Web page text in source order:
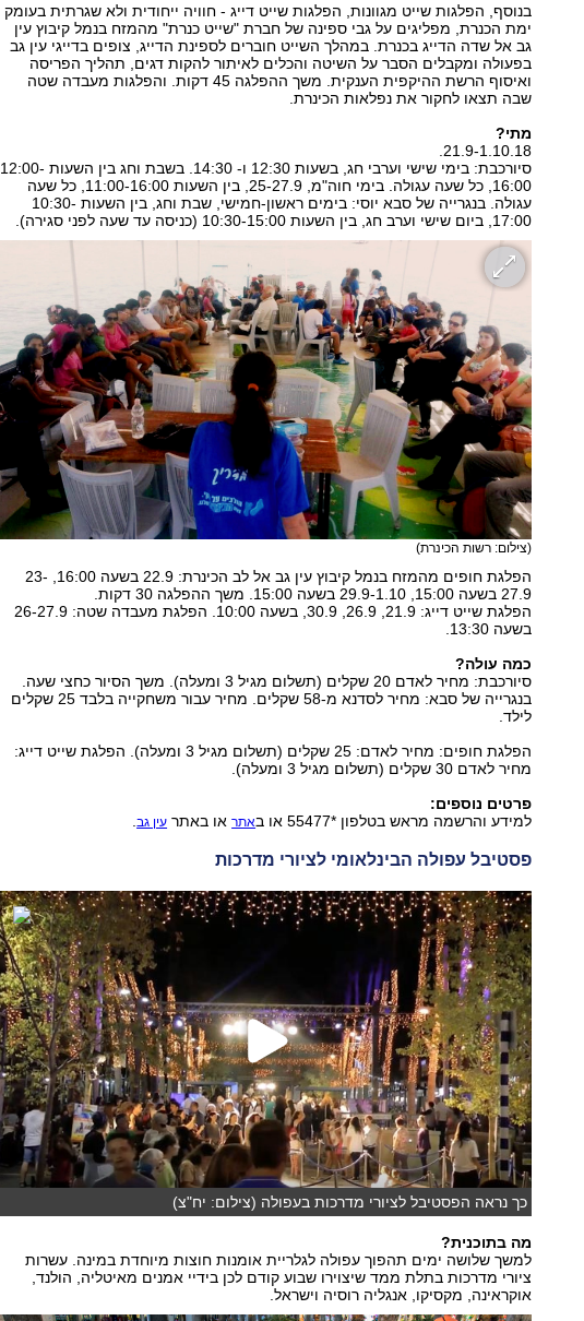
בנוסף, הפלגות שייט מגוונות, הפלגות שייט דייג - חוויה ייחודית ולא שגרתית בעומק
ימת הכנרת, מפליגים על גבי ספינה של חברת "שייט כנרת" מהמזח בנמל קיבוץ עין
גב אל שדה הדייג בכנרת. במהלך השייט חוברים לספינת הדייג, צופים בדייגי עין גב
בפעולה ומקבלים הסבר על השיטה והכלים לאיתור להקות דגים, תהליך הפריסה
ואיסוף הרשת ההיקפית הענקית. משך ההפלגה 45 דקות. והפלגות מעבדה שטה
שבה תצאו לחקור את נפלאות הכינרת.
מתי?
21.9-1.10.18.
סיורכבת: בימי שישי וערבי חג, בשעות 12:30 ו- 14:30. בשבת וחג בין השעות 12:00-
16:00, כל שעה עגולה. בימי חוה"מ, 25-27.9, בין השעות 11:00-16:00, כל שעה
עגולה. בנגרייה של סבא יוסי: בימים ראשון-חמישי, שבת וחג, בין השעות 10:30-
17:00, ביום שישי וערב חג, בין השעות 10:30-15:00 (כניסה עד שעה לפני סגירה).
(צילום: רשות הכינרת)
הפלגת חופים מהמזח בנמל קיבוץ עין גב אל לב הכינרת: 22.9 בשעה 16:00, 23-
27.9 בשעה 15:00, 29.9-1.10 בשעה 15:00. משך ההפלגה 30 דקות.
הפלגת שייט דייג: 21.9, 26.9, 30.9, בשעה 10:00. הפלגת מעבדה שטה: 26-27.9
בשעה 13:30.
כמה עולה?
סיורכבת: מחיר לאדם 20 שקלים (תשלום מגיל 3 ומעלה). משך הסיור כחצי שעה.
בנגרייה של סבא: מחיר לסדנא מ-58 שקלים. מחיר עבור משחקייה בלבד 25 שקלים
לילד.
הפלגת חופים: מחיר לאדם: 25 שקלים (תשלום מגיל 3 ומעלה). הפלגת שייט דייג:
מחיר לאדם 30 שקלים (תשלום מגיל 3 ומעלה).
פרטים נוספים:
למידע והרשמה מראש בטלפון *55477 או ב
אתראו באתר עין גב.
פסטיבל עפולה הבינלאומי לציורי מדרכות
כך נראה הפסטיבל לציורי מדרכות בעפולה (צילום: יח"צ)
מה בתוכנית?
למשך שלושה ימים תהפוך עפולה לגלריית אומנות חוצות מיוחדת במינה. עשרות
ציורי מדרכות בתלת ממד שיצוירו שבוע קודם לכן בידיי אמנים מאיטליה, הולנד,
אוקראינה, מקסיקו, אנגליה רוסיה וישראל.